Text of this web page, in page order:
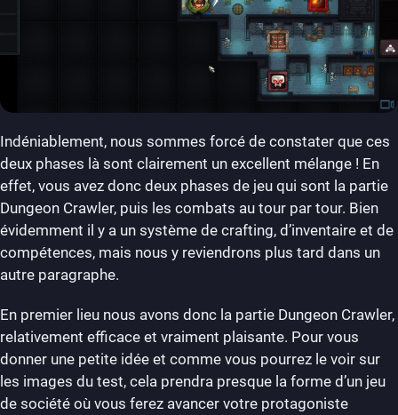
Indéniablement, nous sommes forcé de constater que ces
deux phases là sont clairement un excellent mélange ! En
effet, vous avez donc deux phases de jeu qui sont la partie
Dungeon Crawler, puis les combats au tour par tour. Bien
évidemment il y a un système de crafting, d’inventaire et de
compétences, mais nous y reviendrons plus tard dans un
autre paragraphe.
En premier lieu nous avons donc la partie Dungeon Crawler,
relativement efficace et vraiment plaisante. Pour vous
donner une petite idée et comme vous pourrez le voir sur
les images du test, cela prendra presque la forme d’un jeu
de société où vous ferez avancer votre protagoniste